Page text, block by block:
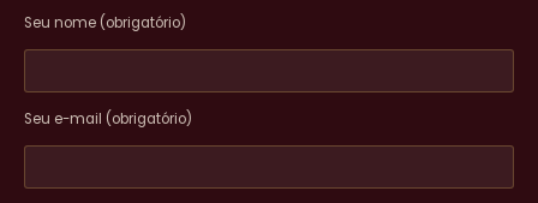
Seu nome (obrigatório)
Seu e-mail (obrigatório)